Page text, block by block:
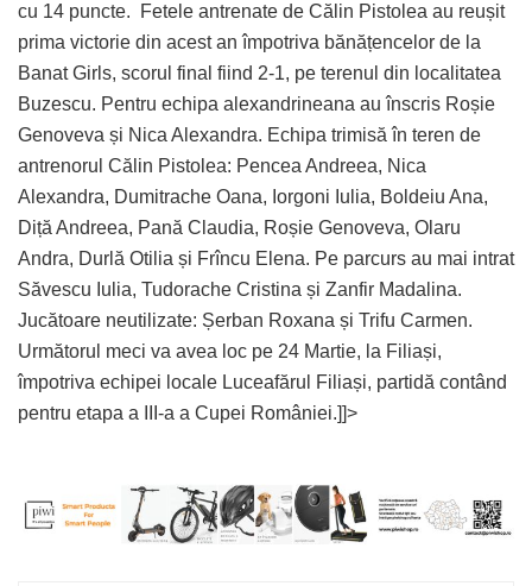
cu 14 puncte. Fetele antrenate de Călin Pistolea au reușit
prima victorie din acest an împotriva bănățencelor de la
Banat Girls, scorul final fiind 2-1, pe terenul din localitatea
Buzescu. Pentru echipa alexandrineana au înscris Roșie
Genoveva și Nica Alexandra. Echipa trimisă în teren de
antrenorul Călin Pistolea: Pencea Andreea, Nica
Alexandra, Dumitrache Oana, Iorgoni Iulia, Boldeiu Ana,
Diță Andreea, Pană Claudia, Roșie Genoveva, Olaru
Andra, Durlă Otilia și Frîncu Elena. Pe parcurs au mai intrat
Săvescu Iulia, Tudorache Cristina și Zanfir Madalina.
Jucătoare neutilizate: Șerban Roxana și Trifu Carmen.
Următorul meci va avea loc pe 24 Martie, la Filiași,
împotriva echipei locale Luceafărul Filiași, partidă contând
pentru etapa a III-a a Cupei României.]]>